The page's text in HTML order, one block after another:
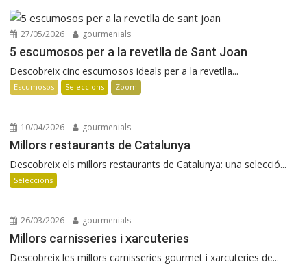
27/05/2026 gourmenials
5 escumosos per a la revetlla de Sant Joan
Descobreix cinc escumosos ideals per a la revetlla...
Escumosos Seleccions Zoom
10/04/2026 gourmenials
Millors restaurants de Catalunya
Descobreix els millors restaurants de Catalunya: una selecció...
Seleccions
26/03/2026 gourmenials
Millors carnisseries i xarcuteries
Descobreix les millors carnisseries gourmet i xarcuteries de...